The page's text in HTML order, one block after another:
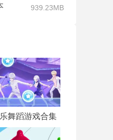
939.23MB
舞蹈游戏合集